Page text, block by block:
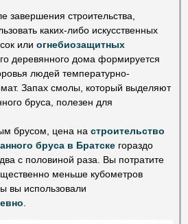
завершения строительства,
каких-либо искусственных
или огнебиозащитных
деревянного дома формируется
людей температурно-
Запах смолы, который выделяют
бруса, полезен для
брусом, цена на строительство
бруса в Братске гораздо
с половиной раза. Вы потратите
меньше кубометров
вы использовали